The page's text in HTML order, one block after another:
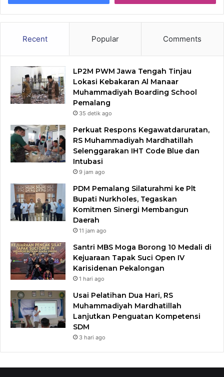
Recent Popular Comments
LP2M PWM Jawa Tengah Tinjau
Lokasi Kebakaran Al Manaar
Muhammadiyah Boarding School
Pemalang
35 detik ago
Perkuat Respons Kegawatdaruratan,
RS Muhammadiyah Mardhatillah
Selenggarakan IHT Code Blue dan
Intubasi
9 jam ago
PDM Pemalang Silaturahmi ke Plt
Bupati Nurkholes, Tegaskan
Komitmen Sinergi Membangun
Daerah
11 jam ago
Santri MBS Moga Borong 10 Medali di
Kejuaraan Tapak Suci Open IV
Karisidenan Pekalongan
1 hari ago
Usai Pelatihan Dua Hari, RS
Muhammadiyah Mardhatillah
Lanjutkan Penguatan Kompetensi
SDM
3 hari ago